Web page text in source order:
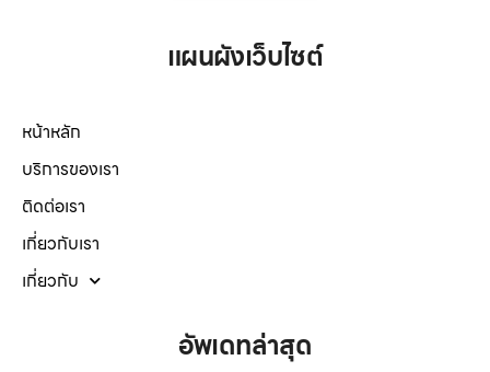
แผนผังเว็บไซต์
หน้าหลัก
บริการของเรา
ติดต่อเรา
เกี่ยวกับเรา
เกี่ยวกับ
อัพเดทล่าสุด